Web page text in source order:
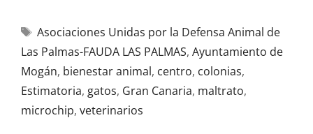
Asociaciones Unidas por la Defensa Animal de
Las Palmas-FAUDA LAS PALMAS, Ayuntamiento de
Mogán, bienestar animal, centro, colonias,
Estimatoria, gatos, Gran Canaria, maltrato,
microchip, veterinarios